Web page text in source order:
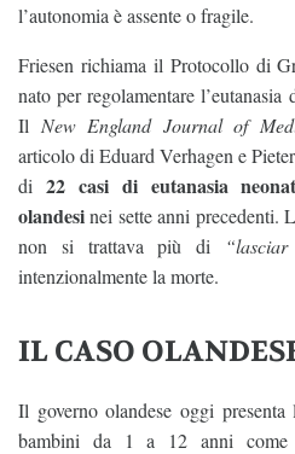
l’autonomia è assente o fragile.
Friesen richiama il Protocollo di
nato per regolamentare
Il New England Journal of
articolo di Eduard Verhagen e
di 22 casi di eutanasia
olandesinei sette anni precedenti.
non si trattava più di
intenzionalmente la morte.
IL CASO
Il governo olandese oggi
bambini da 1 a 12 anni come